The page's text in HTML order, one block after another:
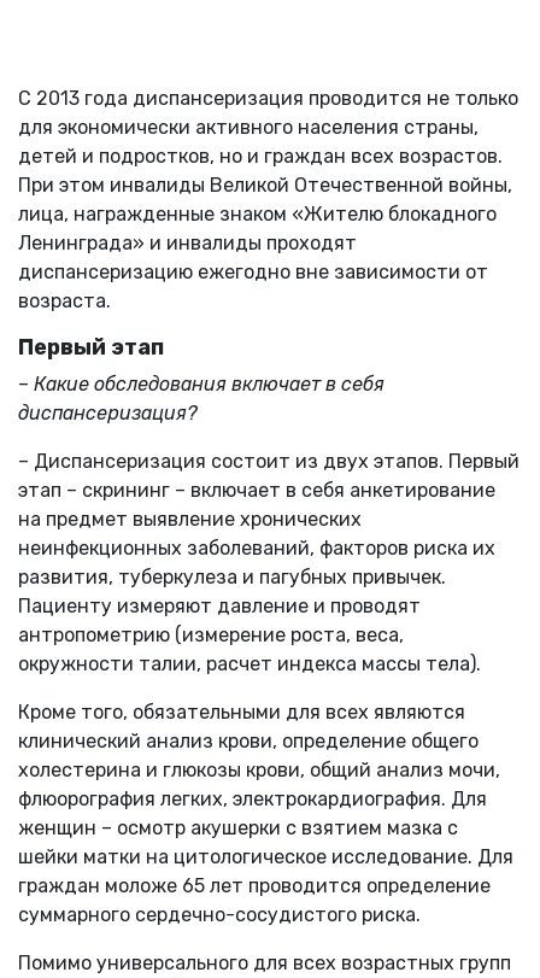
С 2013 года диспансеризация проводится не только
для экономически активного населения страны,
детей и подростков, но и граждан всех возрастов.
При этом инвалиды Великой Отечественной войны,
лица, награжденные знаком «Жителю блокадного
Ленинграда» и инвалиды проходят
диспансеризацию ежегодно вне зависимости от
возраста.
Первый этап
– Какие обследования включает в себя
диспансеризация?
– Диспансеризация состоит из двух этапов. Первый
этап – скрининг – включает в себя анкетирование
на предмет выявление хронических
неинфекционных заболеваний, факторов риска их
развития, туберкулеза и пагубных привычек.
Пациенту измеряют давление и проводят
антропометрию (измерение роста, веса,
окружности талии, расчет индекса массы тела).
Кроме того, обязательными для всех являются
клинический анализ крови, определение общего
холестерина и глюкозы крови, общий анализ мочи,
флюорография легких, электрокардиография. Для
женщин – осмотр акушерки с взятием мазка с
шейки матки на цитологическое исследование. Для
граждан моложе 65 лет проводится определение
суммарного сердечно-сосудистого риска.
Помимо универсального для всех возрастных групп